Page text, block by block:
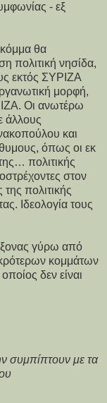
- εξ
κόμμα θα
πολιτική νησίδα,
εκτός ΣΥΡΙΖΑ
μορφή,
Οι ανωτέρω
άλλους
και
όπως οι εκ
πολιτικής
στον
πολιτικής
Ιδεολογία τους
γύρω από
κομμάτων
δεν είναι
συμπίπτουν με τα